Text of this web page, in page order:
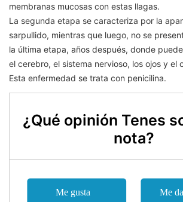
membranas mucosas con estas llagas.
La segunda etapa se caracteriza por la
sarpullido, mientras que luego, no se
la última etapa, años después, donde
el cerebro, el sistema nervioso, los ojos y el
Esta enfermedad se trata con penicilina.
¿Qué opinión Tenes
nota?